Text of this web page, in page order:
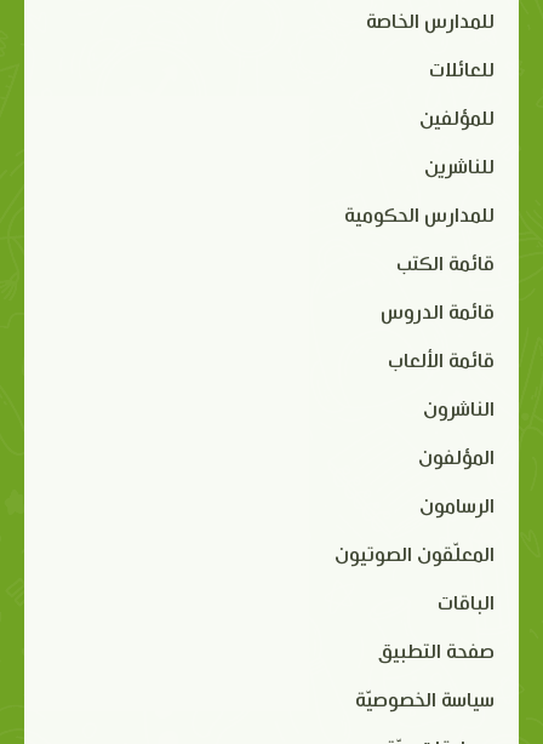
للمدارس الخاصة
للعائلات
للمؤلفين
للناشرين
للمدارس الحكومية
قائمة الكتب
قائمة الدروس
قائمة الألعاب
الناشرون
المؤلفون
الرسامون
المعلّقون الصوتيون
الباقات
صفحة التطبيق
سياسة الخصوصيّة